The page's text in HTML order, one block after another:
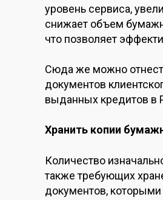
уровень сервиса,
снижает объем
что позволяет
Сюда же можно
документов
выданных кредитов в
Хранить копии
Количество
также требующих
документов,